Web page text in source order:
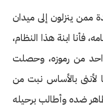
ممن ينزلون إلى ميدان
فأنا ابنة هذا النظام،
من رموزه، وحصلت
لأننى بالأساس نبت من
ضده وأطالب برحيله